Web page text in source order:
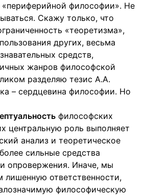
философии». Не
Скажу только, что
«теоретизма»,
других, весьма
средств,
жанров философской
разделяю тезис А.А.
– сердцевина философии. Но
философских
центральную роль выполняет
анализ и теоретическое
сильные средства
опровержения. Иначе, мы
лишенную ответственности,
философическую